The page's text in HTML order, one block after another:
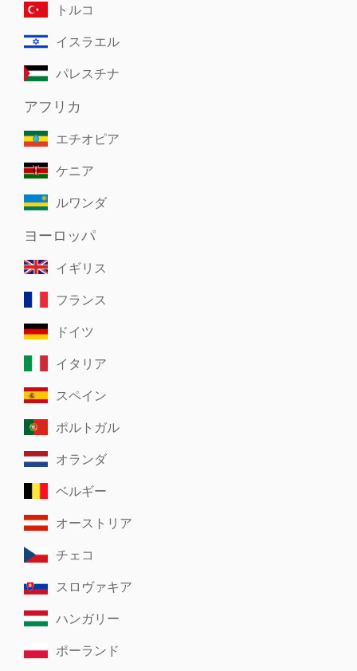
トルコ
イスラエル
パレスチナ
アフリカ
エチオピア
ケニア
ルワンダ
ヨーロッパ
イギリス
フランス
ドイツ
イタリア
スペイン
ポルトガル
オランダ
ベルギー
オーストリア
チェコ
スロヴァキア
ハンガリー
ポーランド